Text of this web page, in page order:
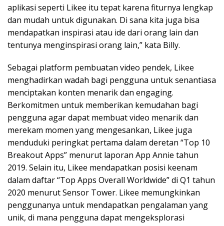
aplikasi seperti Likee itu tepat karena fiturnya lengkap
dan mudah untuk digunakan. Di sana kita juga bisa
mendapatkan inspirasi atau ide dari orang lain dan
tentunya menginspirasi orang lain,” kata Billy.
Sebagai platform pembuatan video pendek, Likee
menghadirkan wadah bagi pengguna untuk senantiasa
menciptakan konten menarik dan engaging.
Berkomitmen untuk memberikan kemudahan bagi
pengguna agar dapat membuat video menarik dan
merekam momen yang mengesankan, Likee juga
menduduki peringkat pertama dalam deretan “Top 10
Breakout Apps” menurut laporan App Annie tahun
2019. Selain itu, Likee mendapatkan posisi keenam
dalam daftar “Top Apps Overall Worldwide” di Q1 tahun
2020 menurut Sensor Tower. Likee memungkinkan
penggunanya untuk mendapatkan pengalaman yang
unik, di mana pengguna dapat mengeksplorasi